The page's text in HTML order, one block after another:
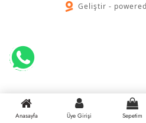
Geliştir -
Anasayfa Üye Girişi Sepetim